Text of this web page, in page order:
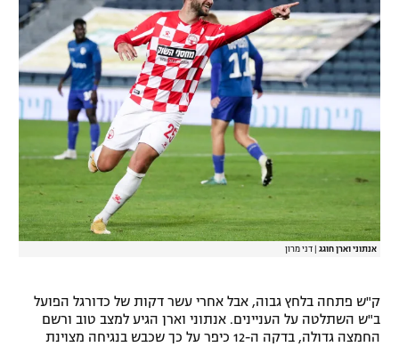
המגזין
אנתוני וארן חוגג דני מרון
ק"ש פתחה בלחץ גבוה, אבל אחרי עשר דקות של כדורגל הפועל
ב"ש השתלטה על העניינים. אנתוני וארן הגיע למצב טוב ורשם
החמצה גדולה, בדקה ה-12 כיפר על כך שכבש בנגיחה מצוינת